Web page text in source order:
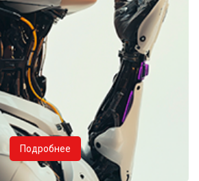
Подробнее